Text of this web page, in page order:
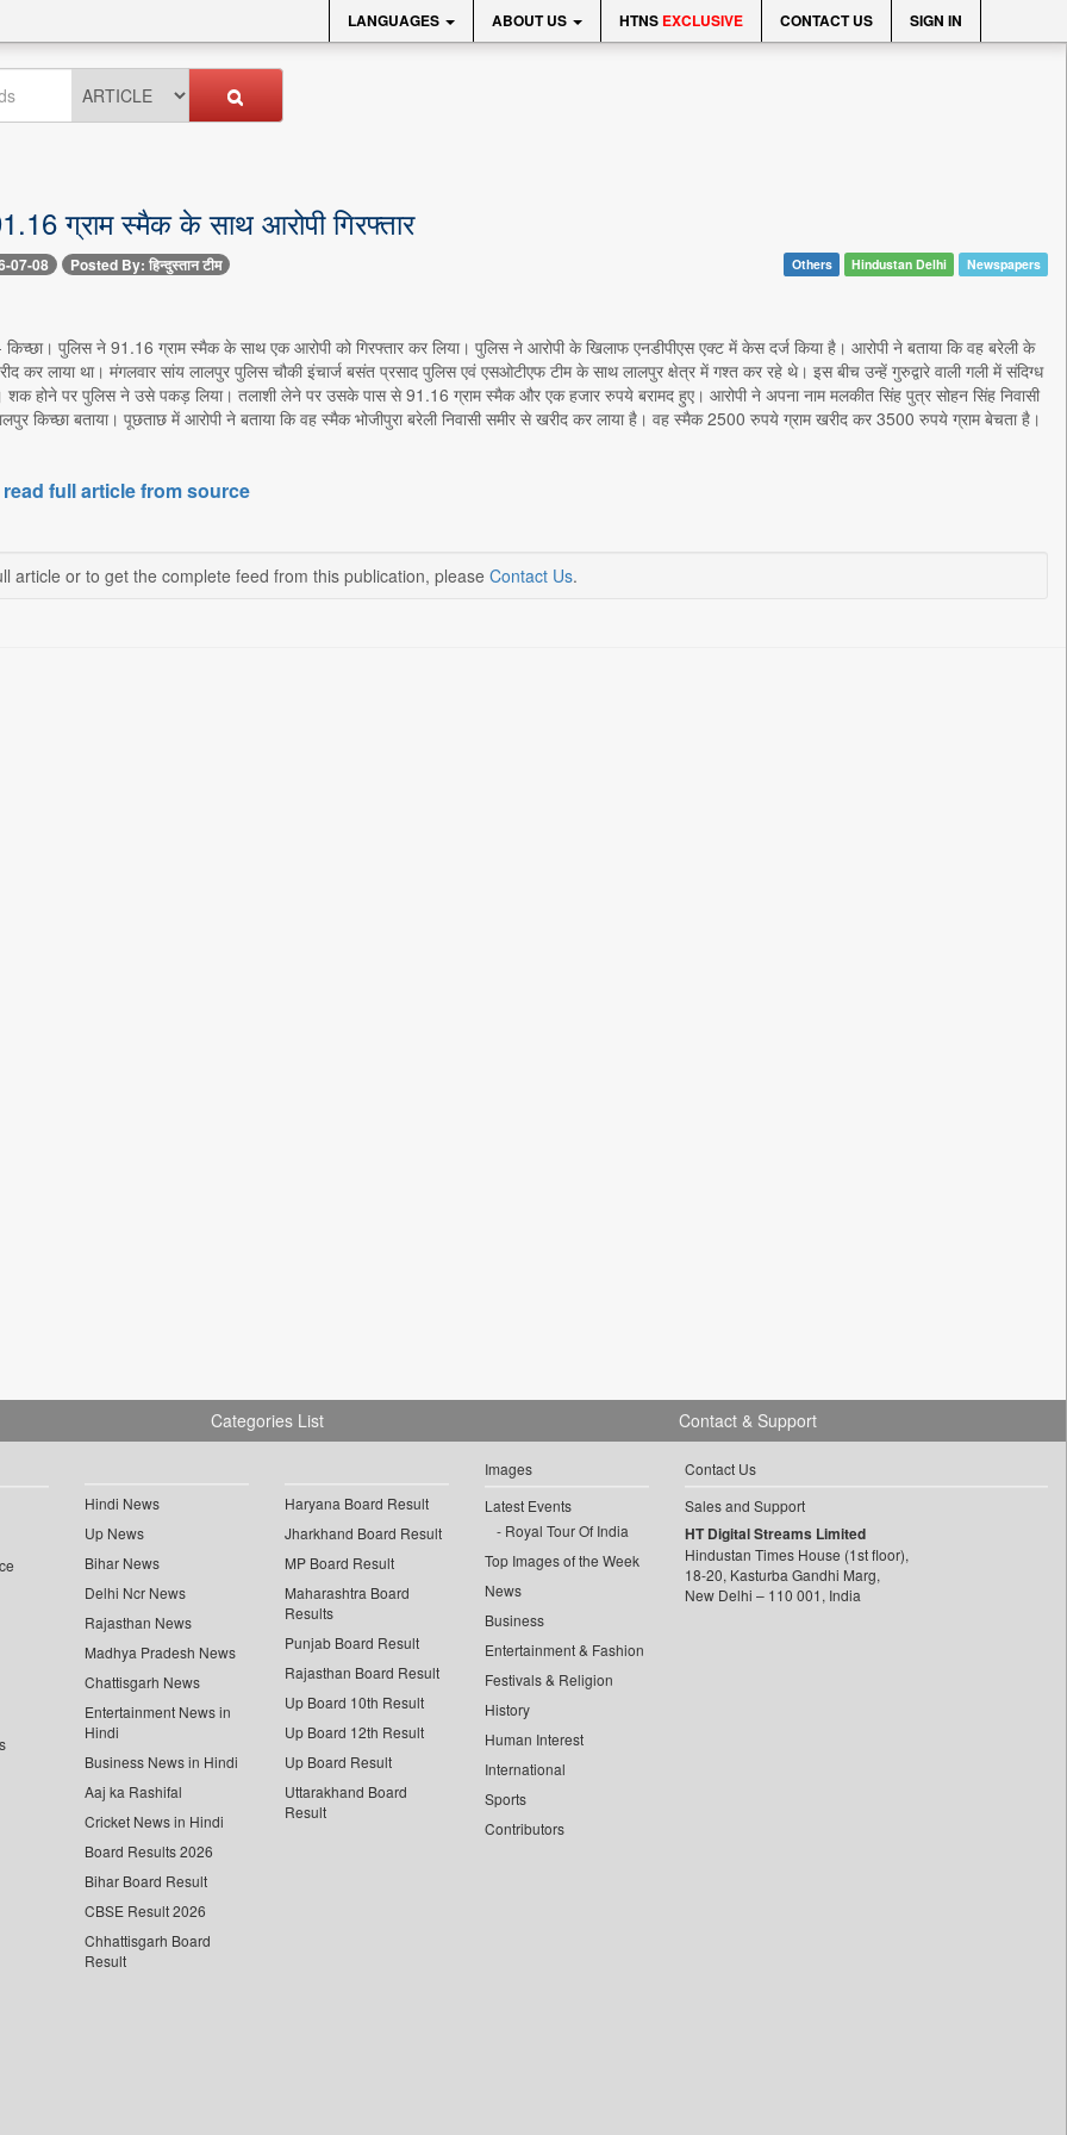
LANGUAGES ABOUT US HTNS EXCLUSIVE CONTACT US SIGN IN
ग्राम स्मैक के साथ आरोपी गिरफ्तार
07-08 Posted By: हिन्दुस्तान टीम Others Hindustan Delhi Newspapers
पुलिस ने 91.16 ग्राम स्मैक के साथ एक आरोपी को गिरफ्तार कर लिया। पुलिस ने आरोपी के खिलाफ एनडीपीएस एक्ट में केस दर्ज किया है। आरोपी ने बताया कि वह बरेली के
कर लाया था। मंगलवार सांय लालपुर पुलिस चौकी इंचार्ज बसंत प्रसाद पुलिस एवं एसओटीएफ टीम के साथ लालपुर क्षेत्र में गश्त कर रहे थे। इस बीच उन्हें गुरुद्वारे वाली गली में संदिग्ध
शक होने पर पुलिस ने उसे पकड़ लिया। तलाशी लेने पर उसके पास से 91.16 ग्राम स्मैक और एक हजार रुपये बरामद हुए। आरोपी ने अपना नाम मलकीत सिंह पुत्र सोहन सिंह निवासी
किच्छा बताया। पूछताछ में आरोपी ने बताया कि वह स्मैक भोजीपुरा बरेली निवासी समीर से खरीद कर लाया है। वह स्मैक 2500 रुपये ग्राम खरीद कर 3500 रुपये ग्राम बेचता है।
full article from source
article or to get the complete feed from this publication, please Contact Us.
Categories List
Hindi News
Up News
Bihar News
Delhi Ncr News
Rajasthan News
Madhya Pradesh News
Chattisgarh News
Entertainment News in
Hindi
Business News in Hindi
Aaj ka Rashifal
Cricket News in Hindi
Board Results 2026
Bihar Board Result
CBSE Result 2026
Chhattisgarh Board
Result
Haryana Board Result
Jharkhand Board Result
MP Board Result
Maharashtra Board
Results
Punjab Board Result
Rajasthan Board Result
Up Board 10th Result
Up Board 12th Result
Up Board Result
Uttarakhand Board
Result
Images
Latest Events
Royal Tour Of India
Top Images of the Week
News
Business
Entertainment & Fashion
Festivals & Religion
History
Human Interest
International
Sports
Contributors
Contact & Support
Contact Us
Sales and Support
HT Digital Streams Limited
Hindustan Times House (1st floor),
18-20, Kasturba Gandhi Marg,
New Delhi – 110 001, India